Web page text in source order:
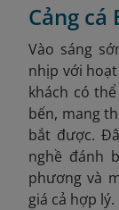
Cảng cá
Vào sáng
nhịp với
khách có
bến, mang
bắt được.
nghề đánh
phương và
giá cả hợp lý.